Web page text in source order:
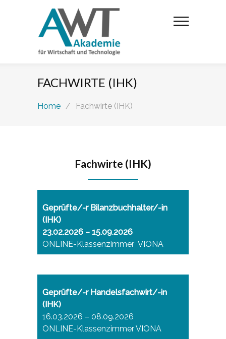
FACHWIRTE (IHK)
Home / Fachwirte (IHK)
Fachwirte (IHK)
Geprüfte/-r Bilanzbuchhalter/-in
(IHK)
23.02.2026 – 15.09.2026
ONLINE-Klassenzimmer VIONA
Geprüfte/-r Handelsfachwirt/-in
(IHK)
16.03.2026 – 08.09.2026
ONLINE-Klassenzimmer VIONA